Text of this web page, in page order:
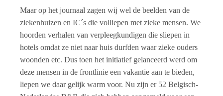
Maar op het journaal zagen wij wel de beelden van de
ziekenhuizen en IC´s die volliepen met zieke mensen. We
hoorden verhalen van verpleegkundigen die sliepen in
hotels omdat ze niet naar huis durfden waar zieke ouders
woonden etc. Dus toen het initiatief gelanceerd werd om
deze mensen in de frontlinie een vakantie aan te bieden,
liepen we daar gelijk warm voor. Nu zijn er 52 Belgisch-